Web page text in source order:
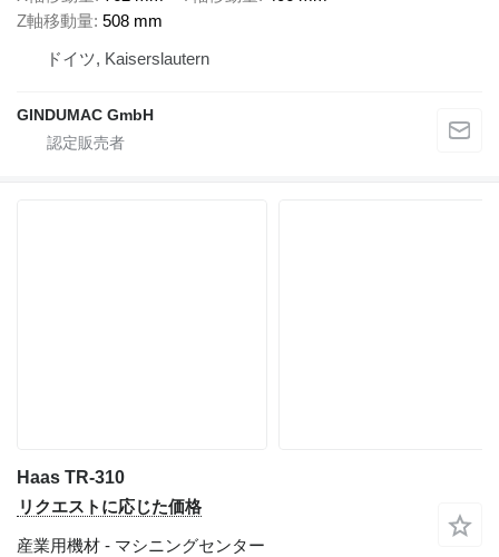
Z軸移動量 508 mm
ドイツ, Kaiserslautern
GINDUMAC GmbH
Haas TR-310
リクエストに応じた価格
産業用機材 - マシニングセンター